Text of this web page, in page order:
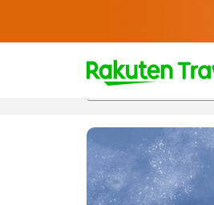
t
p
a
g
_
s
概覽房間及住宿方案 評價